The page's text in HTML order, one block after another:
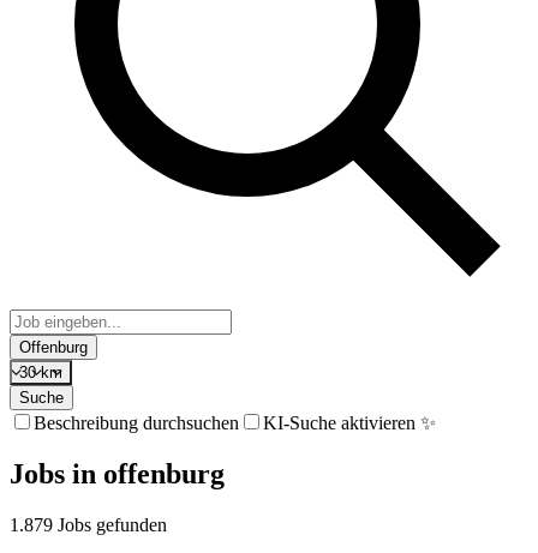
Offenburg
30 km
Suche
Beschreibung durchsuchen KI-Suche aktivieren ✨
Jobs in offenburg
1.879 Jobs gefunden